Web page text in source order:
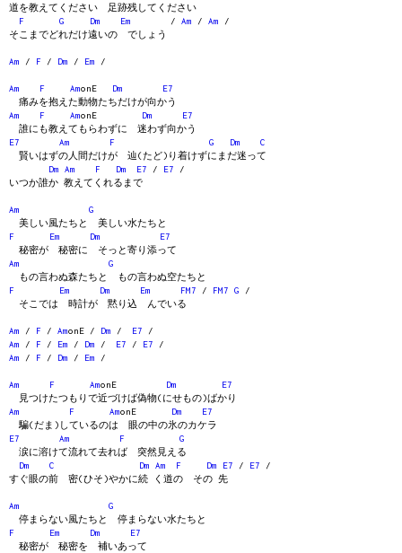
道を教えてください 足跡残してください
F
G Dm Em / Am / Am /
そこまでどれだけ遠いの でしょう
Am / F / Dm / Em /
Am F AmonE Dm
E7
痛みを抱えた動物たちだけが向かう
Am
F AmonE Dm
E7
誰にも教えてもらわずに 迷わず向かう
E7
Am F G Dm
C
賢いはずの人間だけが 辿(たど)り着けずにまだ迷って
Dm
Am F Dm E7 / E7 /
いつか誰か 教えてくれるまで
Am
G
美しい風たちと 美しい水たちと
F
Em Dm
E7
秘密が 秘密に そっと寄り添って
Am
G
もの言わぬ森たちと もの言わぬ空たちと
F
Em Dm Em FM7 / FM7 G /
そこでは 時計が 黙り込 んでいる
Am / F / AmonE / Dm / E7 /
Am / F / Em / Dm / E7 / E7 /
Am / F / Dm / Em /
Am F AmonE Dm
E7
見つけたつもりで近づけば偽物(にせもの)ばかり
Am
F AmonE Dm
E7
騙(だま)しているのは 眼の中の氷のカケラ
E7
Am F
G
涙に溶けて流れて去れば 突然見える
Dm
C Dm Am F Dm E7 / E7 /
すぐ眼の前 密(ひそ)やかに続 く道の その 先
Am
G
停まらない風たちと 停まらない水たちと
F
Em Dm
E7
秘密が 秘密を 補いあって